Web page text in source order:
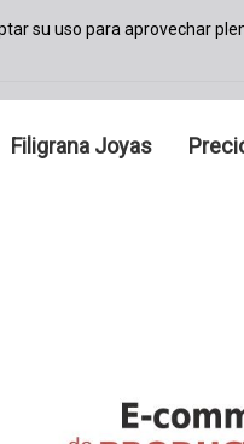
su uso para aprovechar
Filigrana Joyas